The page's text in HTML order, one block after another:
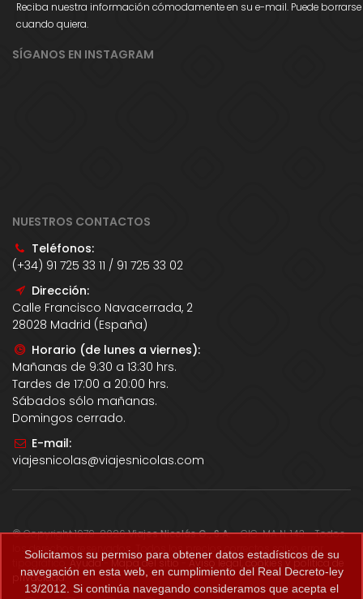
Reciba nuestra información cómodamente en su e-mail. Puede borrarse
cuando quiera.
SÍGANOS EN INSTAGRAM
NUESTROS CONTACTOS
Teléfonos:
(+34) 91 725 33 11 / 91 725 33 02
Dirección:
Calle Francisco Navacerrada, 2
28028 Madrid (España)
Horario (de lunes a viernes):
Mañanas de 9:30 a 13:30 hrs.
Tardes de 17:00 a 20:00 hrs.
Sábados sólo mañanas.
Domingos cerrado.
E-mail:
viajesnicolas@viajesnicolas.com
© Copyright 1979-2026Viajes Nicolás G., S.A.- CIC-MA N. 143 - Todos
los derechos reservados. Todos los precios correctos salvo error
tipográfico.Ayuda -Mapa del sitio-Aviso legal, cookies y política de
privacidad.
Solicitamos su permiso para obtener datos estadísticos de su
navegación en esta web, en cumplimiento del Real Decreto-ley
13/2012. Si continúa navegando consideramos que acepta el